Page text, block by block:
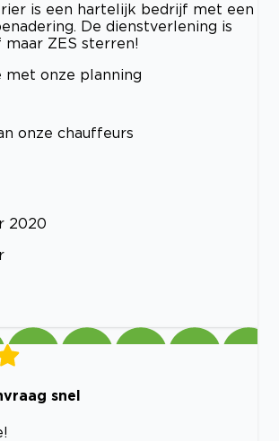
is een hartelijk bedrijf met een
De dienstverlening is
maar ZES sterren!
met onze planning
onze chauffeurs
2020
snel